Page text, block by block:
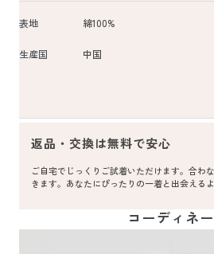
表地 綿100%
生産国 中国
返品・交換は無料で安心
ご自宅でじっくりご試着いただけます。合わ
きます。あなたにぴったりの一着と出会える
コーディネ